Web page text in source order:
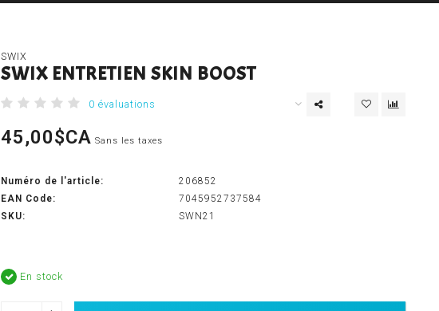
SWIX
SWIX ENTRETIEN SKIN BOOST
0 évaluations
45,00$CA Sans les taxes
Numéro de l'article:
206852
EAN Code:
7045952737584
SKU:
SWN21
En stock